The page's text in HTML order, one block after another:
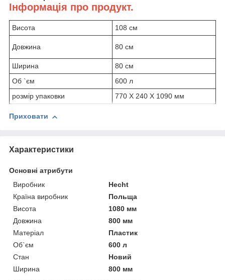
Інформація про продукт.
Висота 108 см
Довжина 80 см
Ширина
80 см
Об `єм
600 л
розмір упаковки
770 X 240 X 1090 мм
Приховати
Характеристики
Основні атрибути
Виробник
Hecht
Країна виробник
Польща
Висота
1080 мм
Довжина
800 мм
Матеріал
Пластик
Об`єм
600 л
Стан
Новий
Ширина
800 мм